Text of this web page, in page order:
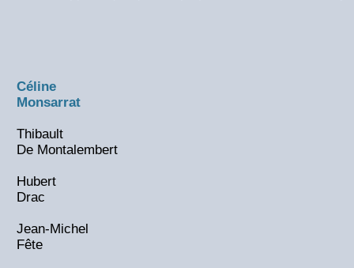
Céline
Monsarrat
Thibault
De Montalembert
Hubert
Drac
Jean-Michel
Fête